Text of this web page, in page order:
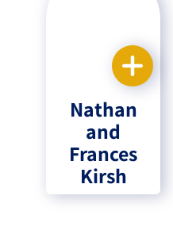
Nathan
and
Frances
Kirsh